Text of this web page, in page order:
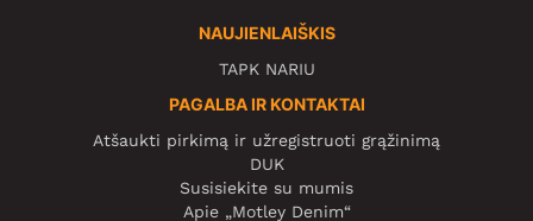
NAUJIENLAIŠKIS
TAPK NARIU
PAGALBA IR KONTAKTAI
Atšaukti pirkimą ir užregistruoti grąžinimą
DUK
Susisiekite su mumis
Apie „Motley Denim“